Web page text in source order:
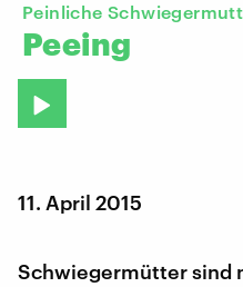
Peinliche
Peeing
11. April 2015
Schwiegermütter sind